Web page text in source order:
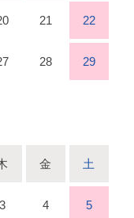
21 22
28 29
金 土
3 4 5